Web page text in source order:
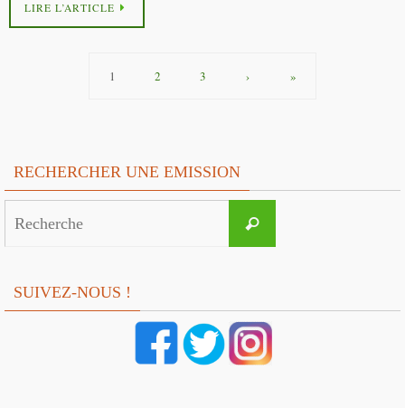
LIRE L’ARTICLE
1 2 3 › »
RECHERCHER UNE EMISSION
Recherche
SUIVEZ-NOUS !